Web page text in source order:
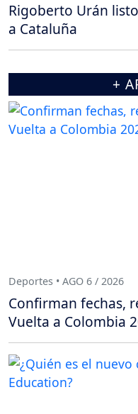
Rigoberto Urán
a Cataluña
+
Deportes • AGO 6 / 2026
Confirman fechas,
Vuelta a Colombia